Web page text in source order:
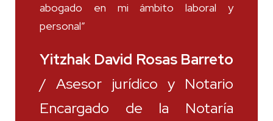
abogado en mi ámbito laboral y
personal”
Yitzhak David Rosas Barreto
/ Asesor jurídico y Notario
Encargado de la Notaría